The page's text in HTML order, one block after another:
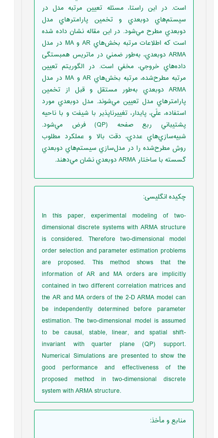
است. در اين راستا، مسئله تعيين مرتبه مدل در
سيستم‌هاي دوبعدي و تخمين پارامترهاي مدل
دوبعدي مطرح مي‌شود. در اين مقاله نشان داده شده
است كه اطلاعات مرتبه بخش‌هاي AR و MA در مدل
ARMA دوبعدي، به‌طور ضمني در ماتريس همبستگی
داده‌هاي خروجي، مخفي است. در الگوريتم تعيين
مرتبه مطرح‌شده، مرتبه بخش‌هاي AR و MA در مدل
ARMA دوبعدي به‌طور مستقل و قبل از تخمين
پارامترهاي مدل تعيين مي‌شوند. مدل دوبعدي مورد
استفاده، علّي، پايدار، تغييرناپذير با شيفت و با ناحيه
پشتيباني ربع صفحه (QP) فرض مي‌شود.
شبيه‌سازي‌هاي عددي، دقت بالا و عملکرد مطلوب
روش مطرح‌شده را در مدل‌سازي سيستم‌هاي دوبعدي
گسسته با ساختار ARMA دوبعدي نشان مي‌دهند.
چکیده انگلیسی:
In this paper, experimental modeling of two-
dimensional discrete systems with ARMA structure
is considered. Therefore two-dimensional model
order selection and parameter estimation problems
are proposed. This method shows that the
information of AR and MA orders are implicitly
contained in two different correlation matrices and
the AR and MA orders of the 2-D ARMA model can
be independently determined before parameter
estimation. The two-dimensional model is assumed
to be causal, stable, linear, and spatial shift-
invariant with quarter plane (QP) support.
Numerical Simulations are presented to show the
good performance and effectiveness of the
proposed method in two-dimensional discrete
system with ARMA structure.
منابع و مأخذ: